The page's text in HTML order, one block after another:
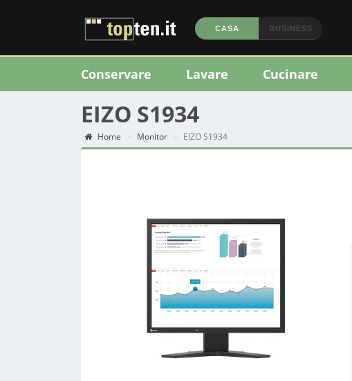
CASA BUSINESS
Conservare Lavare Cucinare
EIZO S1934
Home Monitor EIZO S1934